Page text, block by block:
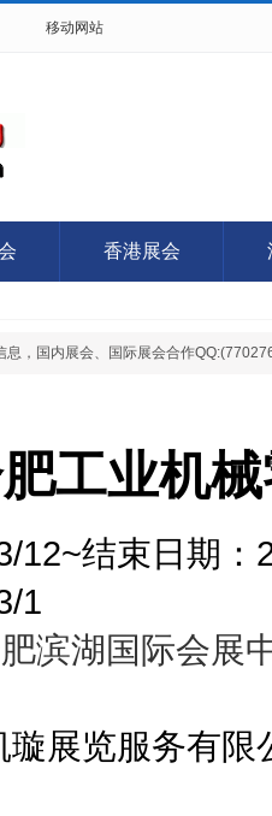
移动网站
香港展会
息，国内展会、国际展会合作
工业机
12~结束日期：
1
滨湖国际会展
璇展览服务有限